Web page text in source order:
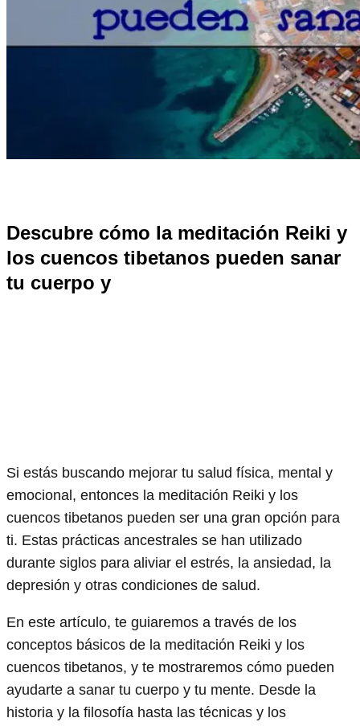
Descubre cómo la meditación Reiki y
los cuencos tibetanos pueden sanar
tu cuerpo y
Si estás buscando mejorar tu salud física, mental y
emocional, entonces la meditación Reiki y los
cuencos tibetanos pueden ser una gran opción para
ti. Estas prácticas ancestrales se han utilizado
durante siglos para aliviar el estrés, la ansiedad, la
depresión y otras condiciones de salud.
En este artículo, te guiaremos a través de los
conceptos básicos de la meditación Reiki y los
cuencos tibetanos, y te mostraremos cómo pueden
ayudarte a sanar tu cuerpo y tu mente. Desde la
historia y la filosofía hasta las técnicas y los